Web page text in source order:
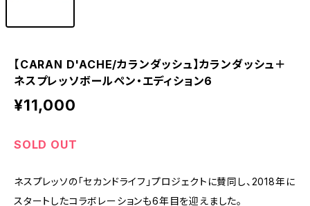
【CARAN D'ACHE/カランダッシュ】カランダッシュ＋
ネスプレッソボールペン・エディション6
¥11,000
SOLD OUT
ネスプレッソの「セカンドライフ」プロジェクトに賛同し、2018年に
スタートしたコラボレーションも6年目を迎えました。